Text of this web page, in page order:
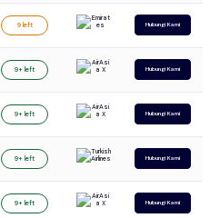
9 left Hubungi Kami
9+ left Hubungi Kami
9+ left Hubungi Kami
9+ left Hubungi Kami
9+ left Hubungi Kami